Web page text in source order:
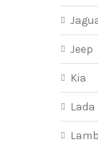
Jeep
Kia
Lada